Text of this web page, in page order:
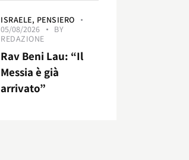
ISRAELE, PENSIERO
05/08/2026
BY
REDAZIONE
Rav Beni Lau: “Il
Messia è già
arrivato”